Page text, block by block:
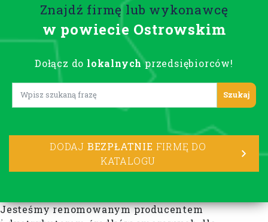
Znajdź firmę lub wykonawcę
w powiecie Ostrowskim
Dołącz do lokalnych przedsiębiorców!
Lorem ipsum
DODAJ BEZPŁATNIE FIRMĘ DO
KATALOGU
Jesteśmy renomowanym producentem